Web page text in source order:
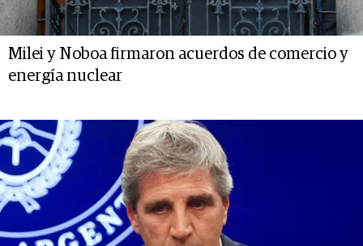
Milei y Noboa firmaron acuerdos de comercio y
energía nuclear